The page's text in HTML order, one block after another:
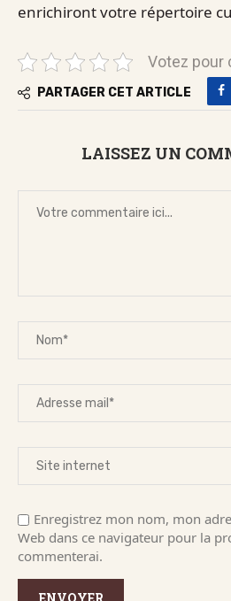
enrichiront votre répertoire
Votez pour
PARTAGER CET ARTICLE
LAISSEZ UN
Enregistrez mon nom, mon
Web dans ce navigateur pour la
commenterai.